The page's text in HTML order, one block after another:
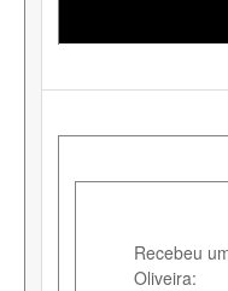
Recebeu
Oliveira: